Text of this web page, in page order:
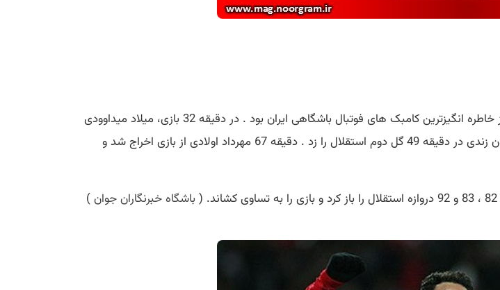
بهمن 1390 دربی 74 بین تیم های استقلال و پرسپولیس برگزار شد این بازی یکی از خاطره انگیزترین کامبک های فوتبال باشگاهی ایران بود . در دقیقه 32 بازی، میلاد میداوودی
موفق شد گل اول استقلال را با پاس فریدون زندی به ثمر رساند. در نیمه دوم فریدون زندی در دقیقه 49 گل دوم استقلال را زد . دقیقه 67 مهرداد اولادی از بازی اخراج شد و
باشگاه خبرنگاران جوان)